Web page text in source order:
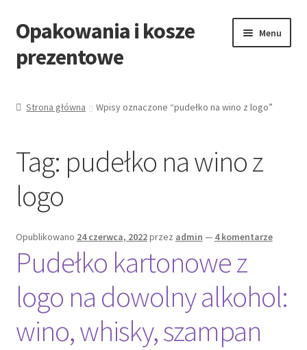
Przejdź
do
nawigacji
Przejdź
do
treści
Opakowania i kosze
prezentowe
Menu
All Categories w/o Products Shortcode
Blog
Cart
Cennik koszy EKO
Cennik koszy świątecznych
Cennik pudełek z logo
Strona główna Wpisy oznaczone “pudełko na wino z logo”
Tag: pudełko na wino z
logo
Opublikowano 24 czerwca, 2022przez admin — 4 komentarze
Pudełko kartonowe z
logo na dowolny alkohol:
wino, whisky, szampan